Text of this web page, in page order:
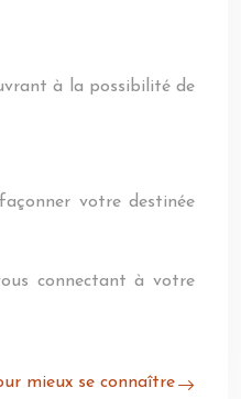
à la possibilité de
votre destinée
connectant à votre
mieux se connaître